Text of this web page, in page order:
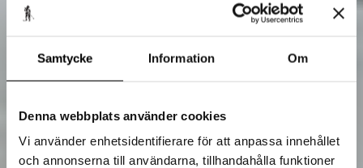
Samtycke Information Om
Denna webbplats använder cookies
Vi använder enhetsidentifierare för att anpassa innehållet
och annonserna till användarna, tillhandahålla funktioner